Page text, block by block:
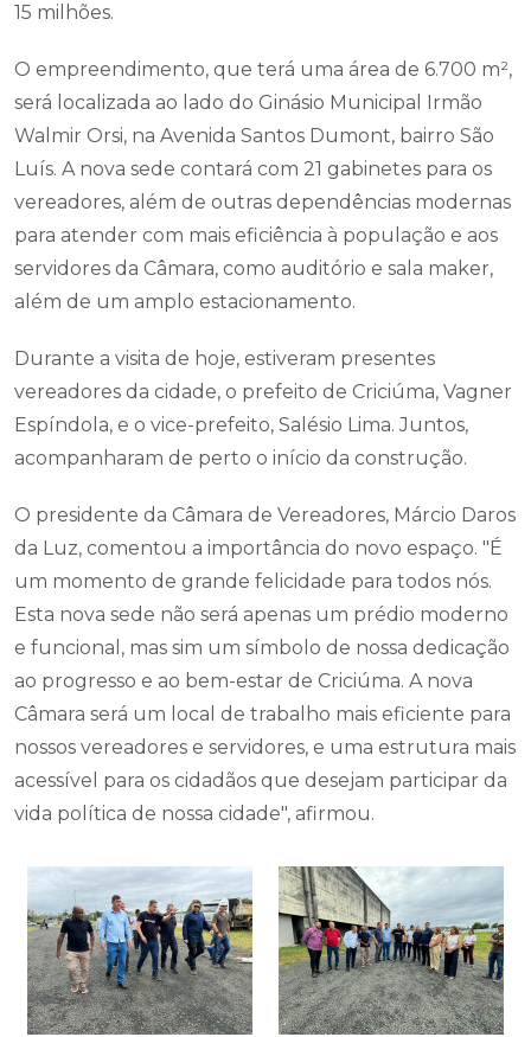
15 milhões.
O empreendimento, que terá uma área de 6.700 m²,
será localizada ao lado do Ginásio Municipal Irmão
Walmir Orsi, na Avenida Santos Dumont, bairro São
Luís. A nova sede contará com 21 gabinetes para os
vereadores, além de outras dependências modernas
para atender com mais eficiência à população e aos
servidores da Câmara, como auditório e sala maker,
além de um amplo estacionamento.
Durante a visita de hoje, estiveram presentes
vereadores da cidade, o prefeito de Criciúma, Vagner
Espíndola, e o vice-prefeito, Salésio Lima. Juntos,
acompanharam de perto o início da construção.
O presidente da Câmara de Vereadores, Márcio Daros
da Luz, comentou a importância do novo espaço. "É
um momento de grande felicidade para todos nós.
Esta nova sede não será apenas um prédio moderno
e funcional, mas sim um símbolo de nossa dedicação
ao progresso e ao bem-estar de Criciúma. A nova
Câmara será um local de trabalho mais eficiente para
nossos vereadores e servidores, e uma estrutura mais
acessível para os cidadãos que desejam participar da
vida política de nossa cidade", afirmou.